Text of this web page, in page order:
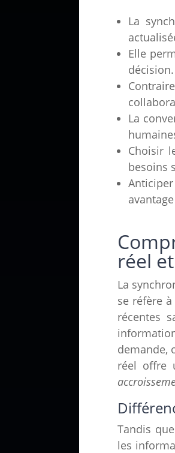
La
Elle
décision.
La
Choisir
besoins
réel
La
se réfère
récentes
demande,
réel offre
Tandis
les